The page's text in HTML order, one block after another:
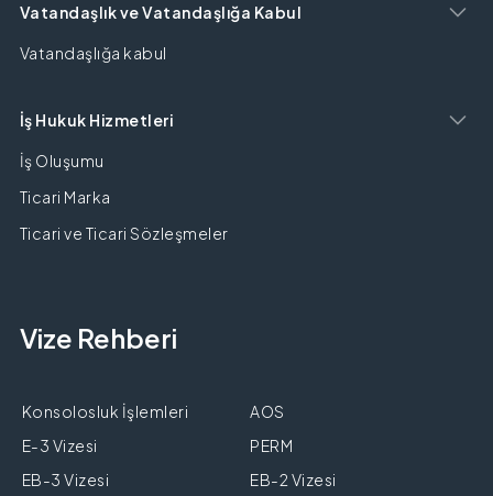
Vatandaşlık ve Vatandaşlığa Kabul
Vatandaşlığa kabul
İş Hukuk Hizmetleri
İş Oluşumu
Ticari Marka
Ticari ve Ticari Sözleşmeler
Vize Rehberi
Konsolosluk İşlemleri
AOS
E-3 Vizesi
PERM
EB-3 Vizesi
EB-2 Vizesi